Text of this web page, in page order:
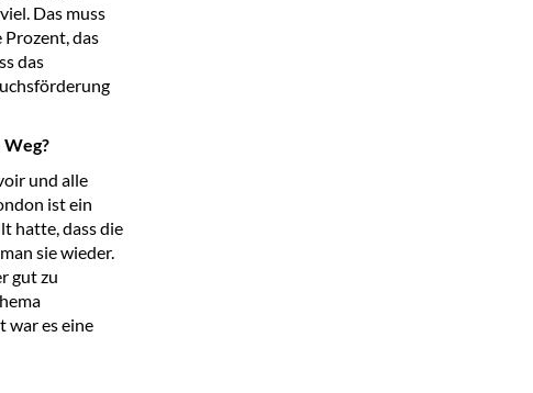
Das muss
das
das
und alle
ist ein
hatte, dass die
sie wieder.
gut zu
war es eine